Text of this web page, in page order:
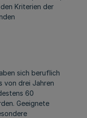
Kriterien der
sich beruflich
von drei Jahren
60
Geeignete